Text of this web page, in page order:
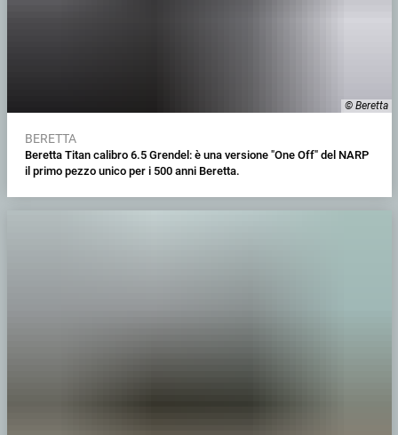
© Beretta
BERETTA
Beretta Titan calibro 6.5 Grendel: è una versione "One Off" del NARP
il primo pezzo unico per i 500 anni Beretta.